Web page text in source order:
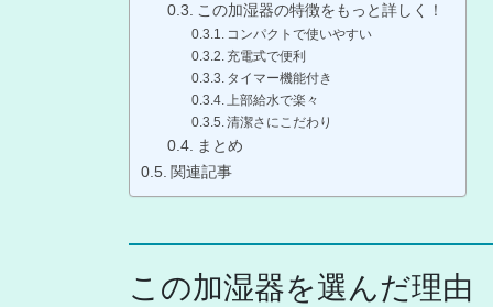
この加湿器の特徴をもっと詳しく！
コンパクトで使いやすい
充電式で便利
タイマー機能付き
上部給水で楽々
清潔さにこだわり
まとめ
関連記事
この加湿器を選んだ理由